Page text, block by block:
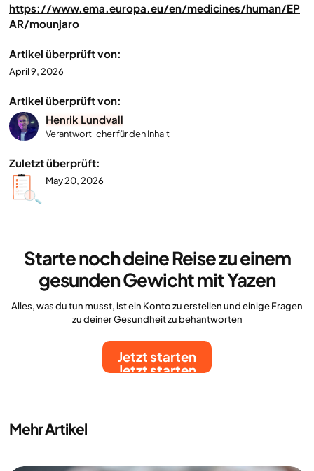
https://www.ema.europa.eu/en/medicines/human/EP
AR/mounjaro
Artikel überprüft von:
April 9, 2026
Artikel überprüft von:
Henrik Lundvall
Verantwortlicher für den Inhalt
Zuletzt überprüft:
May 20, 2026
Starte noch deine Reise zu einem
gesunden Gewicht mit Yazen
Alles, was du tun musst, ist ein Konto zu erstellen und einige Fragen
zu deiner Gesundheit zu behantworten
Jetzt starten
Jetzt starten
Mehr Artikel